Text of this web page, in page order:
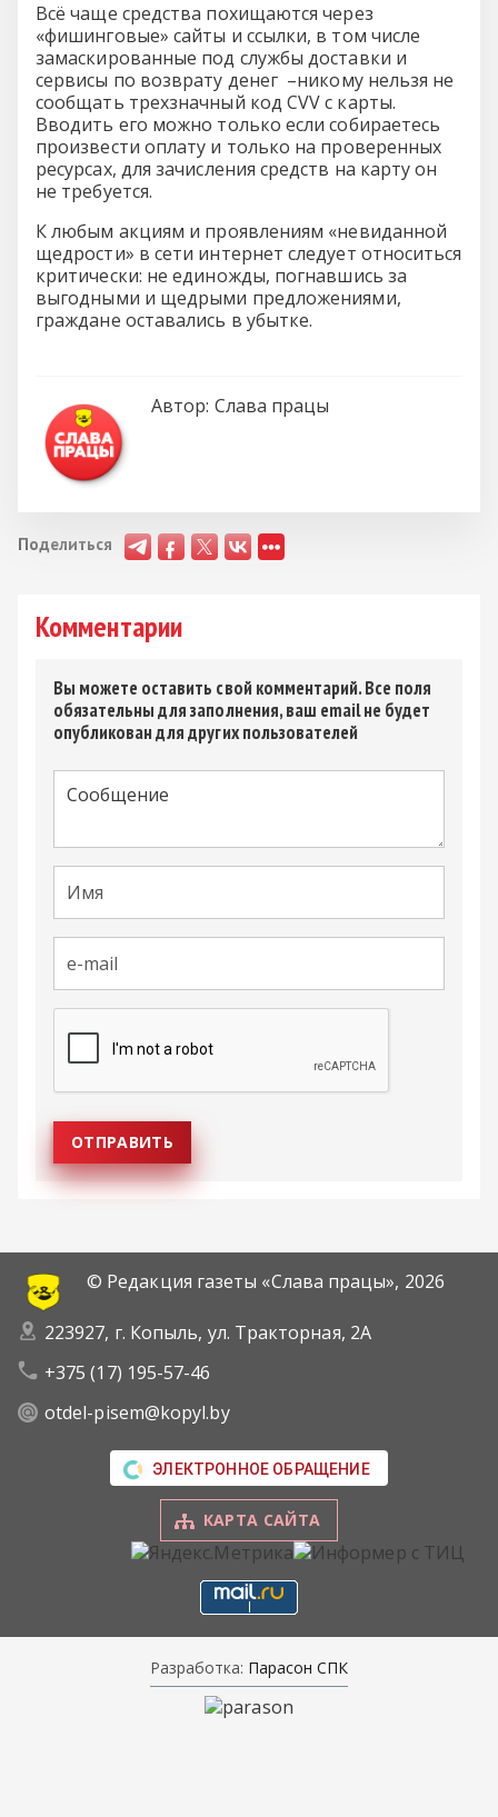
Всё чаще средства похищаются через
«фишинговые» сайты и ссылки, в том числе
замаскированные под службы доставки и
сервисы по возврату денег –никому нельзя не
сообщать трехзначный код CVV с карты.
Вводить его можно только если собираетесь
произвести оплату и только на проверенных
ресурсах, для зачисления средств на карту он
не требуется.
К любым акциям и проявлениям «невиданной
щедрости» в сети интернет следует относиться
критически: не единожды, погнавшись за
выгодными и щедрыми предложениями,
граждане оставались в убытке.
Автор: Слава працы
Поделиться
Комментарии
Вы можете оставить свой комментарий. Все поля
обязательны для заполнения, ваш email не будет
опубликован для других пользователей
© Редакция газеты «Слава працы», 2026
223927, г. Копыль, ул. Тракторная, 2А
+375 (17) 195-57-46
otdel-pisem@kopyl.by
ЭЛЕКТРОННОЕ ОБРАЩЕНИЕ
КАРТА САЙТА
Разработка: Парасон СПК